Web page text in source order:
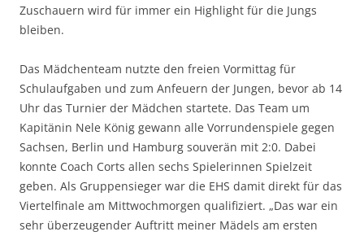
Zuschauern wird für immer ein Highlight für die Jungs
bleiben.
Das Mädchenteam nutzte den freien Vormittag für
Schulaufgaben und zum Anfeuern der Jungen, bevor ab 14
Uhr das Turnier der Mädchen startete. Das Team um
Kapitänin Nele König gewann alle Vorrundenspiele gegen
Sachsen, Berlin und Hamburg souverän mit 2:0. Dabei
konnte Coach Corts allen sechs Spielerinnen Spielzeit
geben. Als Gruppensieger war die EHS damit direkt für das
Viertelfinale am Mittwochmorgen qualifiziert. „Das war ein
sehr überzeugender Auftritt meiner Mädels am ersten